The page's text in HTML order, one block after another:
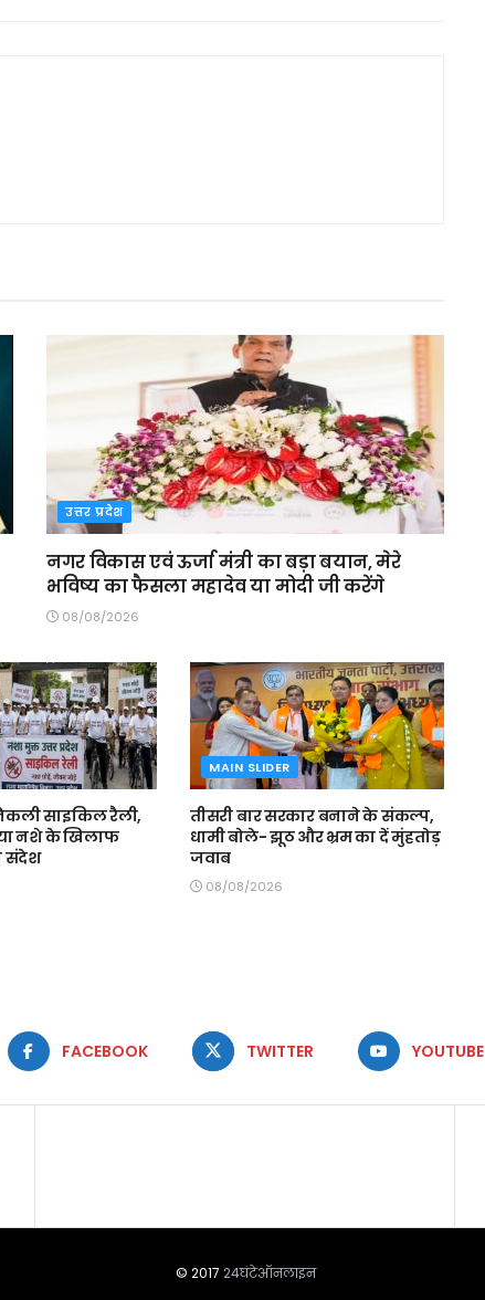
उत्तर प्रदेश
नगर विकास एवं ऊर्जा मंत्री का बड़ा बयान, मेरे
भविष्य का फैसला महादेव या मोदी जी करेंगे
08/08/2026
साइकिल रैली,
नशे के खिलाफ
संदेश
MAIN SLIDER
तीसरी बार सरकार बनाने के संकल्प,
धामी बोले- झूठ और भ्रम का दें मुंहतोड़
जवाब
08/08/2026
FACEBOOK TWITTER YOUTUBE
© 2017 24घंटेऑनलाइन